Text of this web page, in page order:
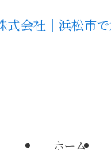
ホーム